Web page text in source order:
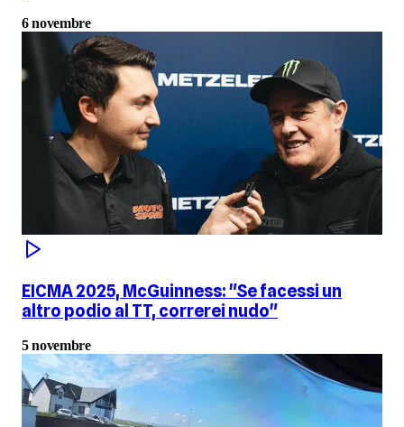
6 novembre
EICMA 2025, McGuinness: "Se facessi un
altro podio al TT, correrei nudo"
5 novembre